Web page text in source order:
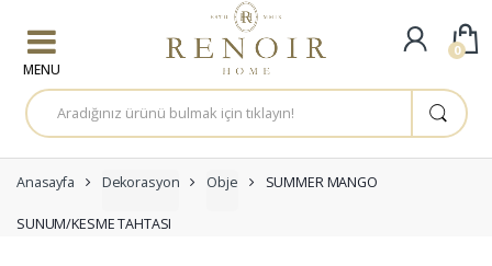
A
r
a
a
:
Anasayfa Dekorasyon Obje SUMMER MANGO
SUNUM/KESME TAHTASI
0